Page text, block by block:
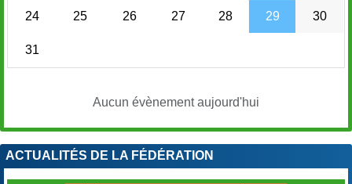
24 25 26 27 28 29 30
31
Aucun évènement aujourd'hui
ACTUALITÉS DE LA FÉDÉRATION